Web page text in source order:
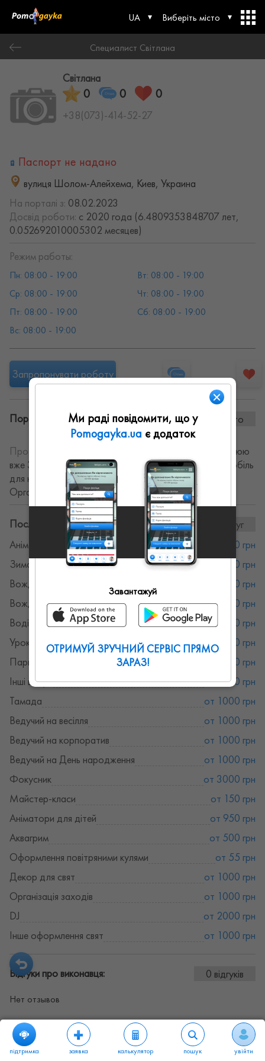
UA Виберіть місто
Специалист Світлана
Світлана
0 0 0
+38(073)-414-52-27
Паспорт не надано
вулиця Шолом-Алейхема, Киев, Украина
На порталі з: 08.02.2023
Досвід роботи: с 2020 года (6.4809353848707 лет,
0.052692010005302 месяцев)
Режим работы:
Пн: 08:00 - 19:00
Вт: 08:00 - 19:00
Ср: 08:00 - 19:00
Чт: 08:00 - 19:00
Пт: 08:00 - 19:00
Сб: 08:00 - 19:00
Вс: 08:00 - 19:00
Запропонувати роботу
Портфоліо винаних робіт: 0 фото
Про себе:
Пропоную послуги автоінструктора. Працюю
вже 3 роки. Заняття триває від однієї години. Автомобіль
для навчання Opel Astra G. Послуги аніматорів.
Організація свят.
Послуги та ціни:
21послуг
Аніматори
от 1000 грн
Зимове водіння
от 500 грн
Вождение (МКПП)
от 500 грн
Вождение (АКПП)
от 500 грн
Водіння автомобілем
от 500 грн
Уроки водіння з нуля
от 500 грн
Парковка
от 500 грн
Інші ведучі
от 1000 грн
Тамада
от 1000 грн
Ведучий на весілля
от 1000 грн
Ведучий на корпоратив
от 1000 грн
Ведучий на День народження
от 1000 грн
Фокусник
от 3000 грн
Майстер-класи
от 150 грн
Аніматори для дітей
от 950 грн
Аквагрим
от 500 грн
Оформлення повітряними кулями
от 55 грн
Декор для свят
от 1000 грн
Організація заходів
от 1000 грн
DJ
от 2000 грн
Інше оформлення свят
от 1000 грн
Відгуки про виконавця: 0 відгуків
Нет отзывов
підтримка заявка калькулятор пошук увійти
Ми раді повідомити, що у
Pomogayka.ua є додаток
Завантажуй
ОТРИМУЙ ЗРУЧНИЙ СЕРВІС ПРЯМО
ЗАРАЗ!